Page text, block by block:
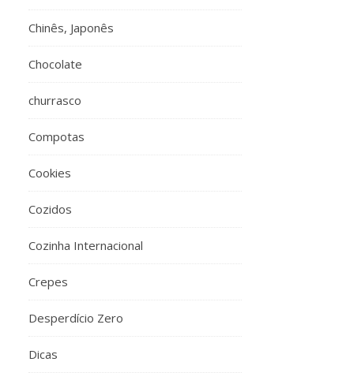
Chinês, Japonês
Chocolate
churrasco
Compotas
Cookies
Cozidos
Cozinha Internacional
Crepes
Desperdício Zero
Dicas